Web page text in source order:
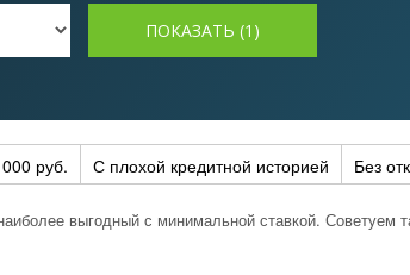
руб. С плохой кредитной историей Без
выгодный с минимальной ставкой. Советуем